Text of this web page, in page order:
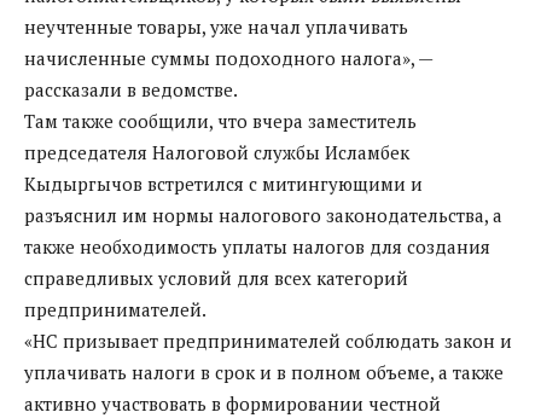
неучтенные товары, уже начал уплачивать
начисленные суммы подоходного налога», —
рассказали в ведомстве.
Там также сообщили, что вчера заместитель
председателя Налоговой службы Исламбек
Кыдыргычов встретился с митингующими и
разъяснил им нормы налогового законодательства, а
также необходимость уплаты налогов для создания
справедливых условий для всех категорий
предпринимателей.
«НС призывает предпринимателей соблюдать закон и
уплачивать налоги в срок и в полном объеме, а также
активно участвовать в формировании честной